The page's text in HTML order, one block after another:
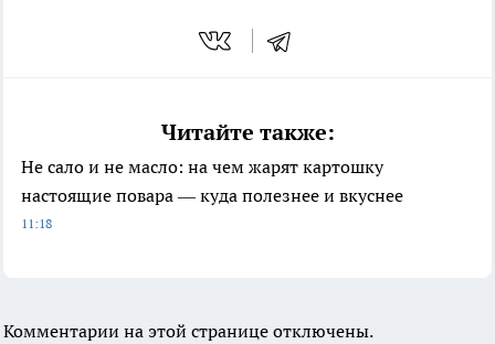
Читайте также:
Не сало и не масло: на чем жарят картошку
настоящие повара — куда полезнее и вкуснее
11:18
Комментарии на этой странице отключены.